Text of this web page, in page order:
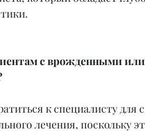
с врожденными
к специалисту для
лечения, поскольку